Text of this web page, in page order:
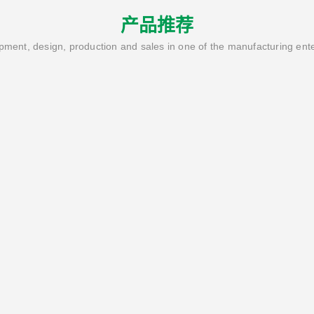
产品推荐
design, production and sales in one of the manufacturing